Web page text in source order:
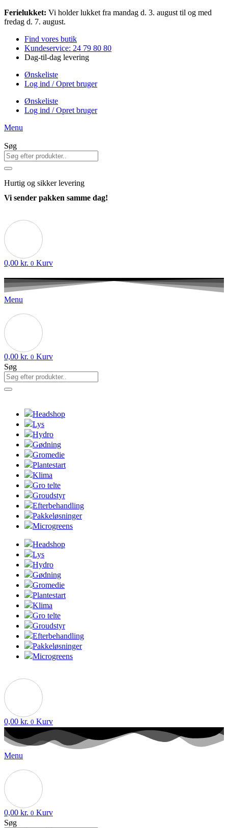
Videre
til
Ferielukket: Vi holder lukket fra mandag d. 3. august til og med
fredag d. 7. august.
Find vores butik
Kundeservice: 24 79 80 80
Dag-til-dag levering
Ønskeliste
Log ind / Opret bruger
Ønskeliste
Log ind / Opret bruger
Menu
Søg
Hurtig og sikker levering
Vi sender pakken samme dag!
0,00 kr. 0 Kurv
Menu
0,00 kr. 0 Kurv
Søg
Headshop
Lys
Hydro
Gødning
Gromedie
Plantestart
Klima
Gro telte
Groudstyr
Efterbehandling
Pakkeløsninger
Microgreens
Headshop
Lys
Hydro
Gødning
Gromedie
Plantestart
Klima
Gro telte
Groudstyr
Efterbehandling
Pakkeløsninger
Microgreens
0,00 kr. 0 Kurv
Menu
0,00 kr. 0 Kurv
Søg